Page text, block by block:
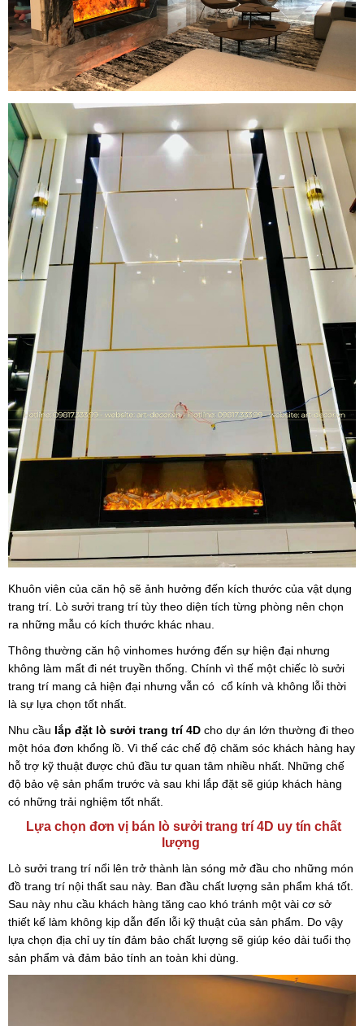
Khuôn viên của căn hộ sẽ ảnh hưởng đến kích thước của vật dụng
trang trí. Lò sưởi trang trí tùy theo diện tích từng phòng nên chọn
ra những mẫu có kích thước khác nhau.
Thông thường căn hộ vinhomes hướng đến sự hiện đại nhưng
không làm mất đi nét truyền thống. Chính vì thế một chiếc lò sưởi
trang trí mang cả hiện đại nhưng vẫn có cổ kính và không lỗi thời
là sự lựa chọn tốt nhất.
Nhu cầu lắp đặt lò sưởi trang trí 4D cho dự án lớn thường đi theo
một hóa đơn khổng lồ. Vì thế các chế độ chăm sóc khách hàng hay
hỗ trợ kỹ thuật được chủ đầu tư quan tâm nhiều nhất. Những chế
độ bảo vệ sản phẩm trước và sau khi lắp đặt sẽ giúp khách hàng
có những trải nghiệm tốt nhất.
Lựa chọn đơn vị bán lò sưởi trang trí 4D uy tín chất
lượng
Lò sưởi trang trí nổi lên trở thành làn sóng mở đầu cho những món
đồ trang trí nội thất sau này. Ban đầu chất lượng sản phẩm khá tốt.
Sau này nhu cầu khách hàng tăng cao khó tránh một vài cơ sở
thiết kế làm không kịp dẫn đến lỗi kỹ thuật của sản phẩm. Do vậy
lựa chọn địa chỉ uy tín đảm bảo chất lượng sẽ giúp kéo dài tuổi thọ
sản phẩm và đảm bảo tính an toàn khi dùng.